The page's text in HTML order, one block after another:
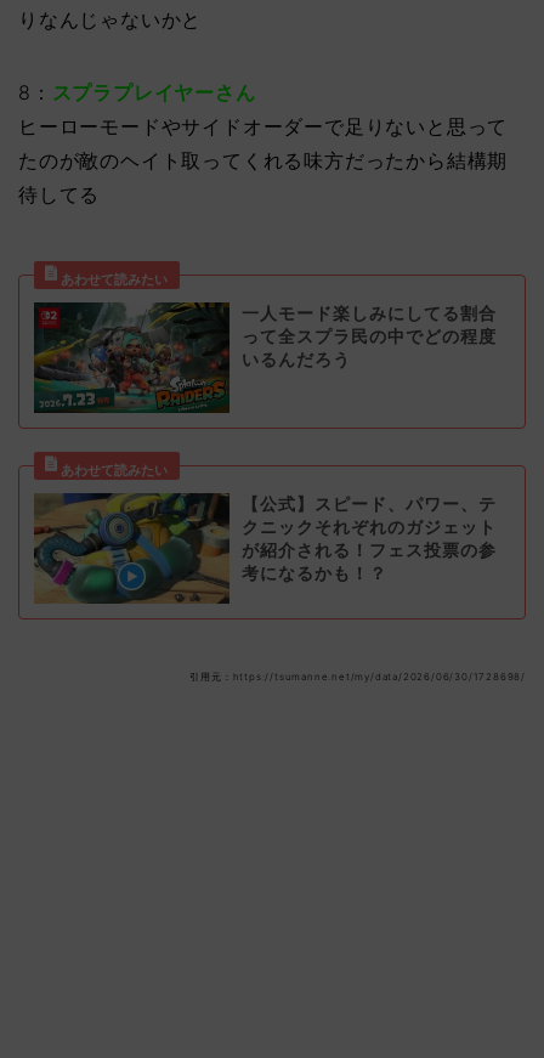
りなんじゃないかと
8： スプラプレイヤーさん
ヒーローモードやサイドオーダーで足りないと思って
たのが敵のヘイト取ってくれる味方だったから結構期
待してる
一人モード楽しみにしてる割合
って全スプラ民の中でどの程度
いるんだろう
【公式】スピード、パワー、テ
クニックそれぞれのガジェット
が紹介される！フェス投票の参
考になるかも！？
引用元：https://tsumanne.net/my/data/2026/06/30/1728698/